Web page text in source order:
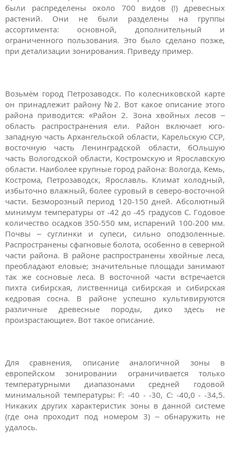
были распределены около 700 видов (!) древесных
растений. Они не были разделены на группы
ассортимента: основной, дополнительный и
ограниченного пользования. Это было сделано позже,
при детализации зонирования. Приведу пример.
Возьмём город Петрозаводск. По колесниковской карте
он принадлежит району №2. Вот какое описание этого
района приводится: «Район 2. Зона хвойных лесов –
область распространения ели. Район включает юго-
западную часть Архангельской области, Карельскую ССР,
восточную часть Ленинградской области, бОльшую
часть Вологодской области, Костромскую и Ярославскую
области. Наиболее крупные город района: Вологда, Кемь,
Кострома, Петрозаводск, Ярославль. Климат холодный,
избыточно влажный, более суровый в северо-восточной
части. Безморозный период 120-150 дней. Абсолютный
минимум температуры от -42 до -45 градусов С. Годовое
количество осадков 350-550 мм, испарений 100-200 мм.
Почвы – суглинки и супеси, сильно оподзоленные.
Распространены сфагновые болота, особенно в северной
части района. В районе распространены хвойные леса,
преобладают еловые; значительные площади занимают
так же сосновые леса. В восточной части встречается
пихта сибирская, лиственница сибирская и сибирская
кедровая сосна. В районе успешно культивируются
различные древесные породы, дико здесь не
произрастающие». Вот такое описание.
Для сравнения, описание аналогичной зоны в
европейском зонировании ограничивается только
температурными диапазонами средней годовой
минимальной температуры: F: -40 - -30, С: -40,0 - -34,5.
Никаких других характеристик зоны в данной системе
(где она проходит под номером 3) – обнаружить не
удалось.